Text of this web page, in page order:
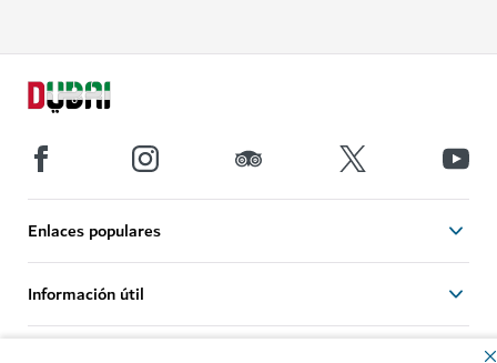
Enlaces populares
Información útil